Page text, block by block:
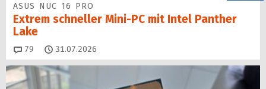
ASUS NUC 16 PRO
Extrem schneller Mini-PC mit Intel Panther
Lake
79 Kommentare
31.07.2026